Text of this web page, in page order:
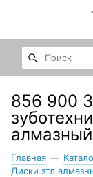
856 900
Главная —
Диски зтл